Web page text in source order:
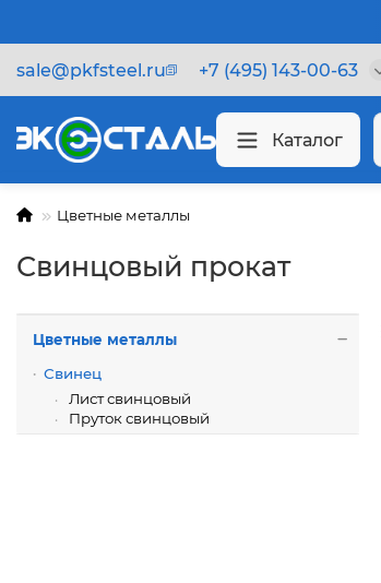
sale@pkfsteel.ru +7 (495) 143-00-63
Каталог
Цветные металлы
Свинцовый прокат
Цветные металлы
Свинец
Лист свинцовый
Пруток свинцовый